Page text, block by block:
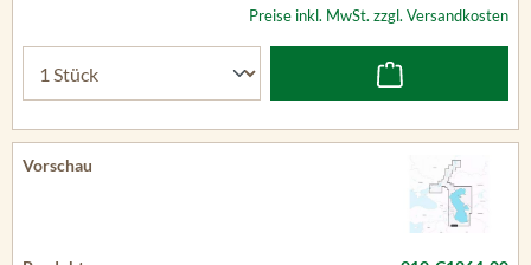
Preise inkl. MwSt. zzgl. Versandkosten